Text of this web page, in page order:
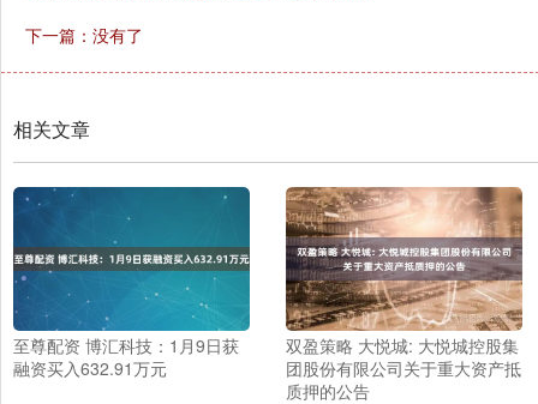
下一篇：没有了
相关文章
至尊配资 博汇科技：1月9日获
融资买入632.91万元
双盈策略 大悦城: 大悦城控股集
团股份有限公司关于重大资产抵
质押的公告